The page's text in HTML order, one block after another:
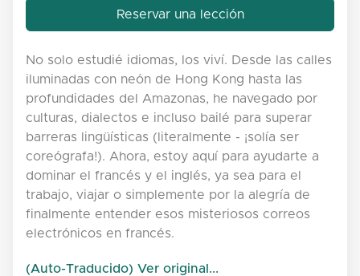
Reservar una lección
No solo estudié idiomas, los viví. Desde las calles
iluminadas con neón de Hong Kong hasta las
profundidades del Amazonas, he navegado por
culturas, dialectos e incluso bailé para superar
barreras lingüísticas (literalmente - ¡solía ser
coreógrafa!). Ahora, estoy aquí para ayudarte a
dominar el francés y el inglés, ya sea para el
trabajo, viajar o simplemente por la alegría de
finalmente entender esos misteriosos correos
electrónicos en francés.
(Auto-Traducido) Ver original...